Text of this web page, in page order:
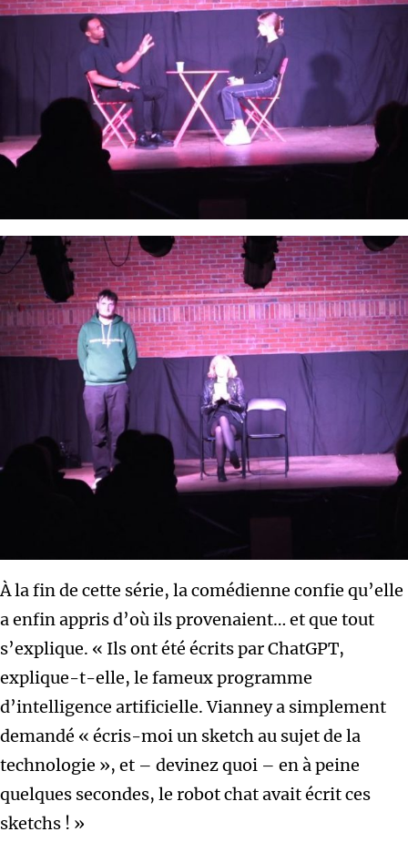
À la fin de cette série, la comédienne confie qu’elle
a enfin appris d’où ils provenaient… et que tout
s’explique. « Ils ont été écrits par ChatGPT,
explique-t-elle, le fameux programme
d’intelligence artificielle. Vianney a simplement
demandé « écris-moi un sketch au sujet de la
technologie », et – devinez quoi – en à peine
quelques secondes, le robot chat avait écrit ces
sketchs ! »